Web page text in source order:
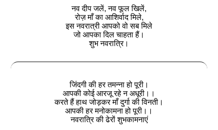
नव दीप जलें, नव फूल खिलें,
रोज़ माँ का आशिर्वाद मिले,
इस नवरात्री आपको वो सब मिले
जो आपका दिल चाहता हैं।
शुभ नवरात्रि।
जिंदगी की हर तमन्ना हो पूरी।
आपकी कोई आरजू रहे न अधूरी।।
करते हैं हाथ जोड़कर माँ दुर्गा की विनती।
आपकी हर मनोकामना हो पूरी।।
नवरात्रि की ढेरों शुभकामनाएं